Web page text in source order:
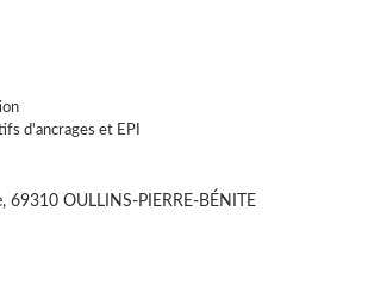
d'ancrages et EPI
69310 OULLINS-PIERRE-BÉNITE